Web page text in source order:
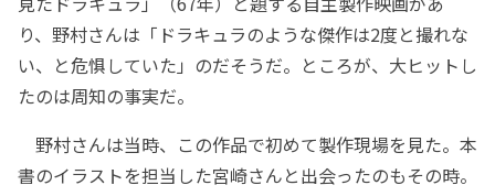
り、野村さんは「ドラキュラのような傑作は2度と撮れな
い、と危惧していた」のだそうだ。ところが、大ヒットし
たのは周知の事実だ。
野村さんは当時、この作品で初めて製作現場を見た。本
書のイラストを担当した宮崎さんと出会ったのもその時。